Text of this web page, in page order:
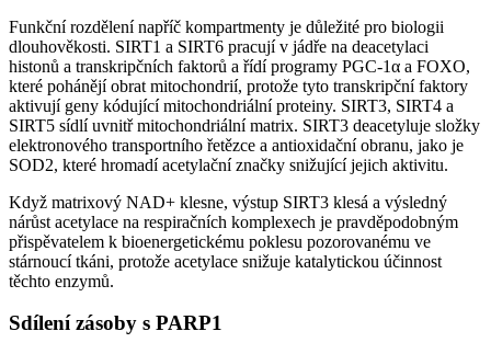
Funkční rozdělení napříč kompartmenty je důležité pro biologii
dlouhověkosti. SIRT1 a SIRT6 pracují v jádře na deacetylaci
histonů a transkripčních faktorů a řídí programy PGC-1α a FOXO,
které pohánějí obrat mitochondrií, protože tyto transkripční faktory
aktivují geny kódující mitochondriální proteiny. SIRT3, SIRT4 a
SIRT5 sídlí uvnitř mitochondriální matrix. SIRT3 deacetyluje složky
elektronového transportního řetězce a antioxidační obranu, jako je
SOD2, které hromadí acetylační značky snižující jejich aktivitu.
Když matrixový NAD+ klesne, výstup SIRT3 klesá a výsledný
nárůst acetylace na respiračních komplexech je pravděpodobným
přispěvatelem k bioenergetickému poklesu pozorovanému ve
stárnoucí tkáni, protože acetylace snižuje katalytickou účinnost
těchto enzymů.
Sdílení zásoby s PARP1